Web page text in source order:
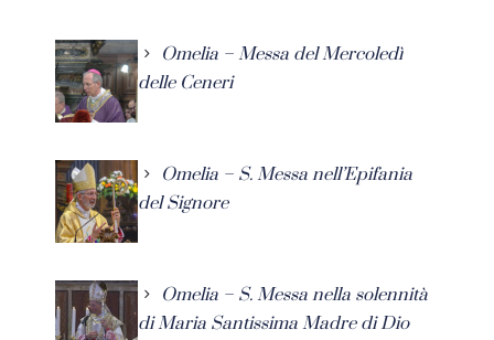
Omelia – Messa del Mercoledì
delle Ceneri
Omelia – S. Messa nell’Epifania
del Signore
Omelia – S. Messa nella solennità
di Maria Santissima Madre di Dio